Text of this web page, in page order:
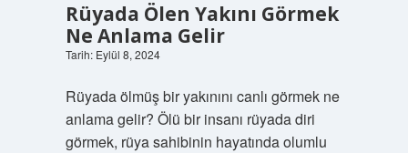
Rüyada Ölen Yakını Görmek
Ne Anlama Gelir
Tarih: Eylül 8, 2024
Rüyada ölmüş bir yakınını canlı görmek ne
anlama gelir? Ölü bir insanı rüyada diri
görmek, rüya sahibinin hayatında olumlu